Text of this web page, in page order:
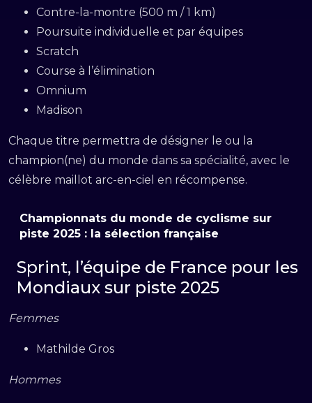
Contre-la-montre (500 m / 1 km)
Poursuite individuelle et par équipes
Scratch
Course à l’élimination
Omnium
Madison
Chaque titre permettra de désigner le ou la
champion(ne) du monde dans sa spécialité, avec le
célèbre maillot arc-en-ciel en récompense.
Championnats du monde de cyclisme sur
piste 2025 : la sélection française
Sprint, l’équipe de France pour les
Mondiaux sur piste 2025
Femmes
Mathilde Gros
Hommes